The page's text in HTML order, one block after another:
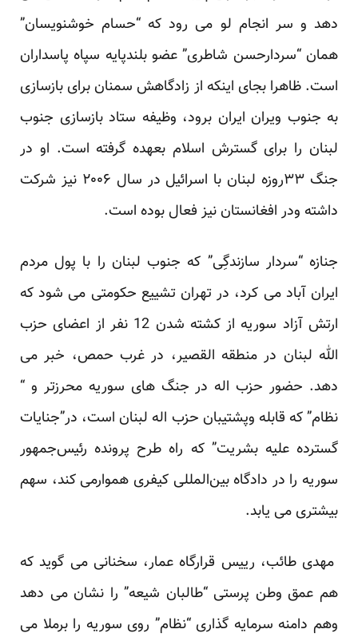
دهد و سر انجام لو می رود که “حسام خوشنویسان”
همان “سردارحسن شاطری” عضو بلندپایه سپاه پاسداران
است. ظاهرا بجای اینکه از زادگاهش سمنان برای بازسازی
به جنوب ویران ایران برود، وظیفه ستاد بازسازی جنوب
لبنان را برای گسترش اسلام بعهده گرفته است. او در
جنگ ۳۳روزه لبنان با اسرائیل در سال ۲۰۰۶ نیز شرکت
داشته ودر افغانستان نیز فعال بوده است.
جنازه “سردار سازندگِی” که جنوب لبنان را با پول مردم
ایران آباد می کرد، در تهران تشییع حکومتی می شود که
ارتش آزاد سوریه از کشته شدن 12 نفر از اعضای حزب
الله لبنان در منطقه القصیر، در غرب حمص، خبر می
دهد. حضور حزب اله در جنگ های سوریه محرزتر و “
نظام” که قابله وپشتیبان حزب اله لبنان است، در”جنایات
گسترده علیه بشریت” که راه طرح پرونده رئیس‌جمهور
سوریه را در دادگاه بین‌المللی کیفری هموارمی کند، سهم
بیشتری می یابد.
مهدی طائب، رییس قرارگاه عمار، سخنانی می گوید که
هم عمق وطن پرستی “طالبان شیعه” را نشان می دهد
وهم دامنه سرمایه گذاری “نظام” روی سوریه را برملا می